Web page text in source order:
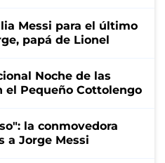
Messi para el último
papá de Lionel
Noche de las
el Pequeño Cottolengo
la conmovedora
a Jorge Messi